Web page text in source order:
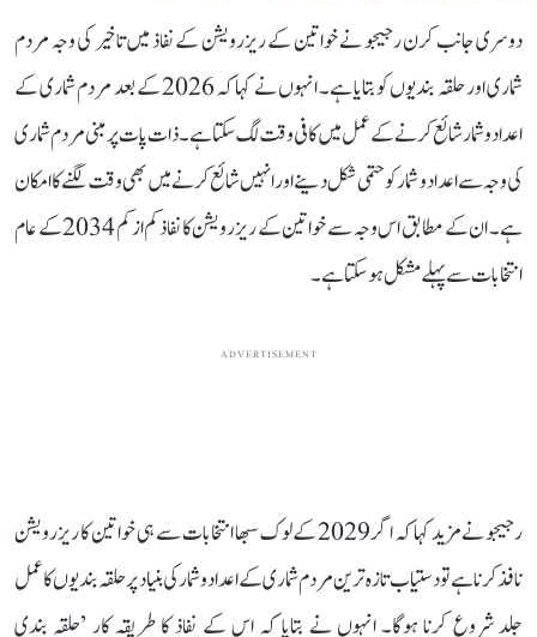
دوسری جانب کرن رجیجو نے خواتین کے ریزرویشن کے نفاذ میں تاخیر کی وجہ مردم
شماری اور حلقہ بندیوں کو بتایا ہے۔ انہوں نے کہا کہ 2026 کے بعد مردم شماری کے
اعداد و شمار شائع کرنے کے عمل میں کافی وقت لگ سکتا ہے۔ ذات پات پر مبنی مردم شماری
کی وجہ سے اعداد و شمار کو حتمی شکل دینے اور انہیں شائع کرنے میں بھی وقت لگنے کا امکان
ہے۔ ان کے مطابق اس وجہ سے خواتین کے ریزرویشن کا نفاذ کم از کم 2034 کے عام
انتخابات سے پہلے مشکل ہو سکتا ہے۔
ADVERTISEMENT
رجیجو نے مزید کہا کہ اگر 2029 کے لوک سبھا انتخابات سے ہی خواتین کا ریزرویشن
نافذ کرنا ہے تو دستیاب تازہ ترین مردم شماری کے اعداد و شمار کی بنیاد پر حلقہ بندیوں کا عمل
جلد شروع کرنا ہوگا۔ انہوں نے بتایا کہ اس کے نفاذ کا طریقہ کار ’حلقہ بندی